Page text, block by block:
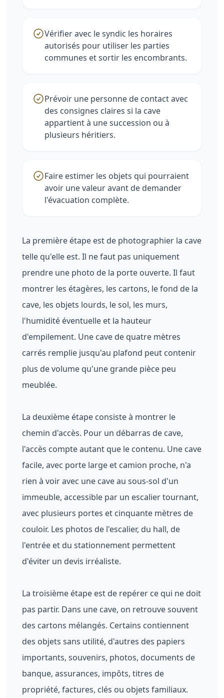
Vérifier avec le syndic les horaires
autorisés pour utiliser les parties
communes et sortir les encombrants.
Prévoir une personne de contact avec
des consignes claires si la cave
appartient à une succession ou à
plusieurs héritiers.
Faire estimer les objets qui pourraient
avoir une valeur avant de demander
l'évacuation complète.
La première étape est de photographier la cave
telle qu'elle est. Il ne faut pas uniquement
prendre une photo de la porte ouverte. Il faut
montrer les étagères, les cartons, le fond de la
cave, les objets lourds, le sol, les murs,
l'humidité éventuelle et la hauteur
d'empilement. Une cave de quatre mètres
carrés remplie jusqu'au plafond peut contenir
plus de volume qu'une grande pièce peu
meublée.
La deuxième étape consiste à montrer le
chemin d'accès. Pour un débarras de cave,
l'accès compte autant que le contenu. Une cave
facile, avec porte large et camion proche, n'a
rien à voir avec une cave au sous-sol d'un
immeuble, accessible par un escalier tournant,
avec plusieurs portes et cinquante mètres de
couloir. Les photos de l'escalier, du hall, de
l'entrée et du stationnement permettent
d'éviter un devis irréaliste.
La troisième étape est de repérer ce qui ne doit
pas partir. Dans une cave, on retrouve souvent
des cartons mélangés. Certains contiennent
des objets sans utilité, d'autres des papiers
importants, souvenirs, photos, documents de
banque, assurances, impôts, titres de
propriété, factures, clés ou objets familiaux.